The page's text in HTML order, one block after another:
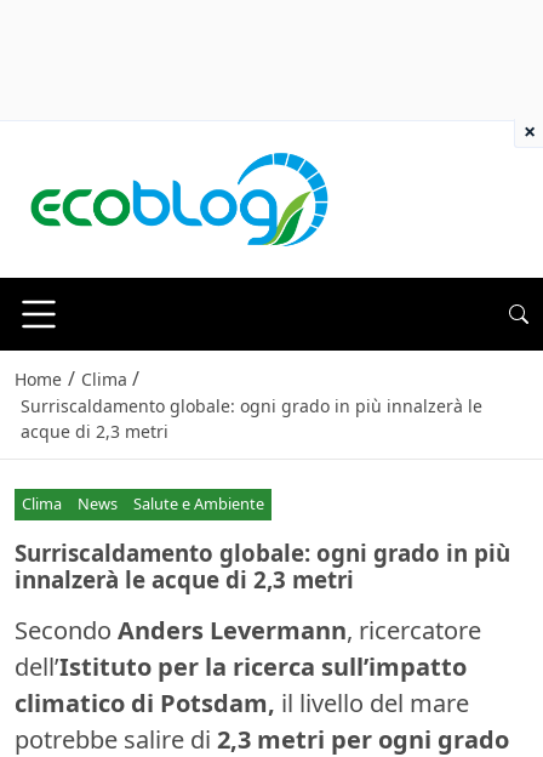
Home / Clima /
Surriscaldamento globale: ogni grado in più innalzerà le
acque di 2,3 metri
Clima News Salute e Ambiente
Surriscaldamento globale: ogni grado in più
innalzerà le acque di 2,3 metri
Secondo Anders Levermann, ricercatore
dell’Istituto per la ricerca sull’impatto
climatico di Potsdam, il livello del mare
potrebbe salire di 2,3 metri per ogni grado
×